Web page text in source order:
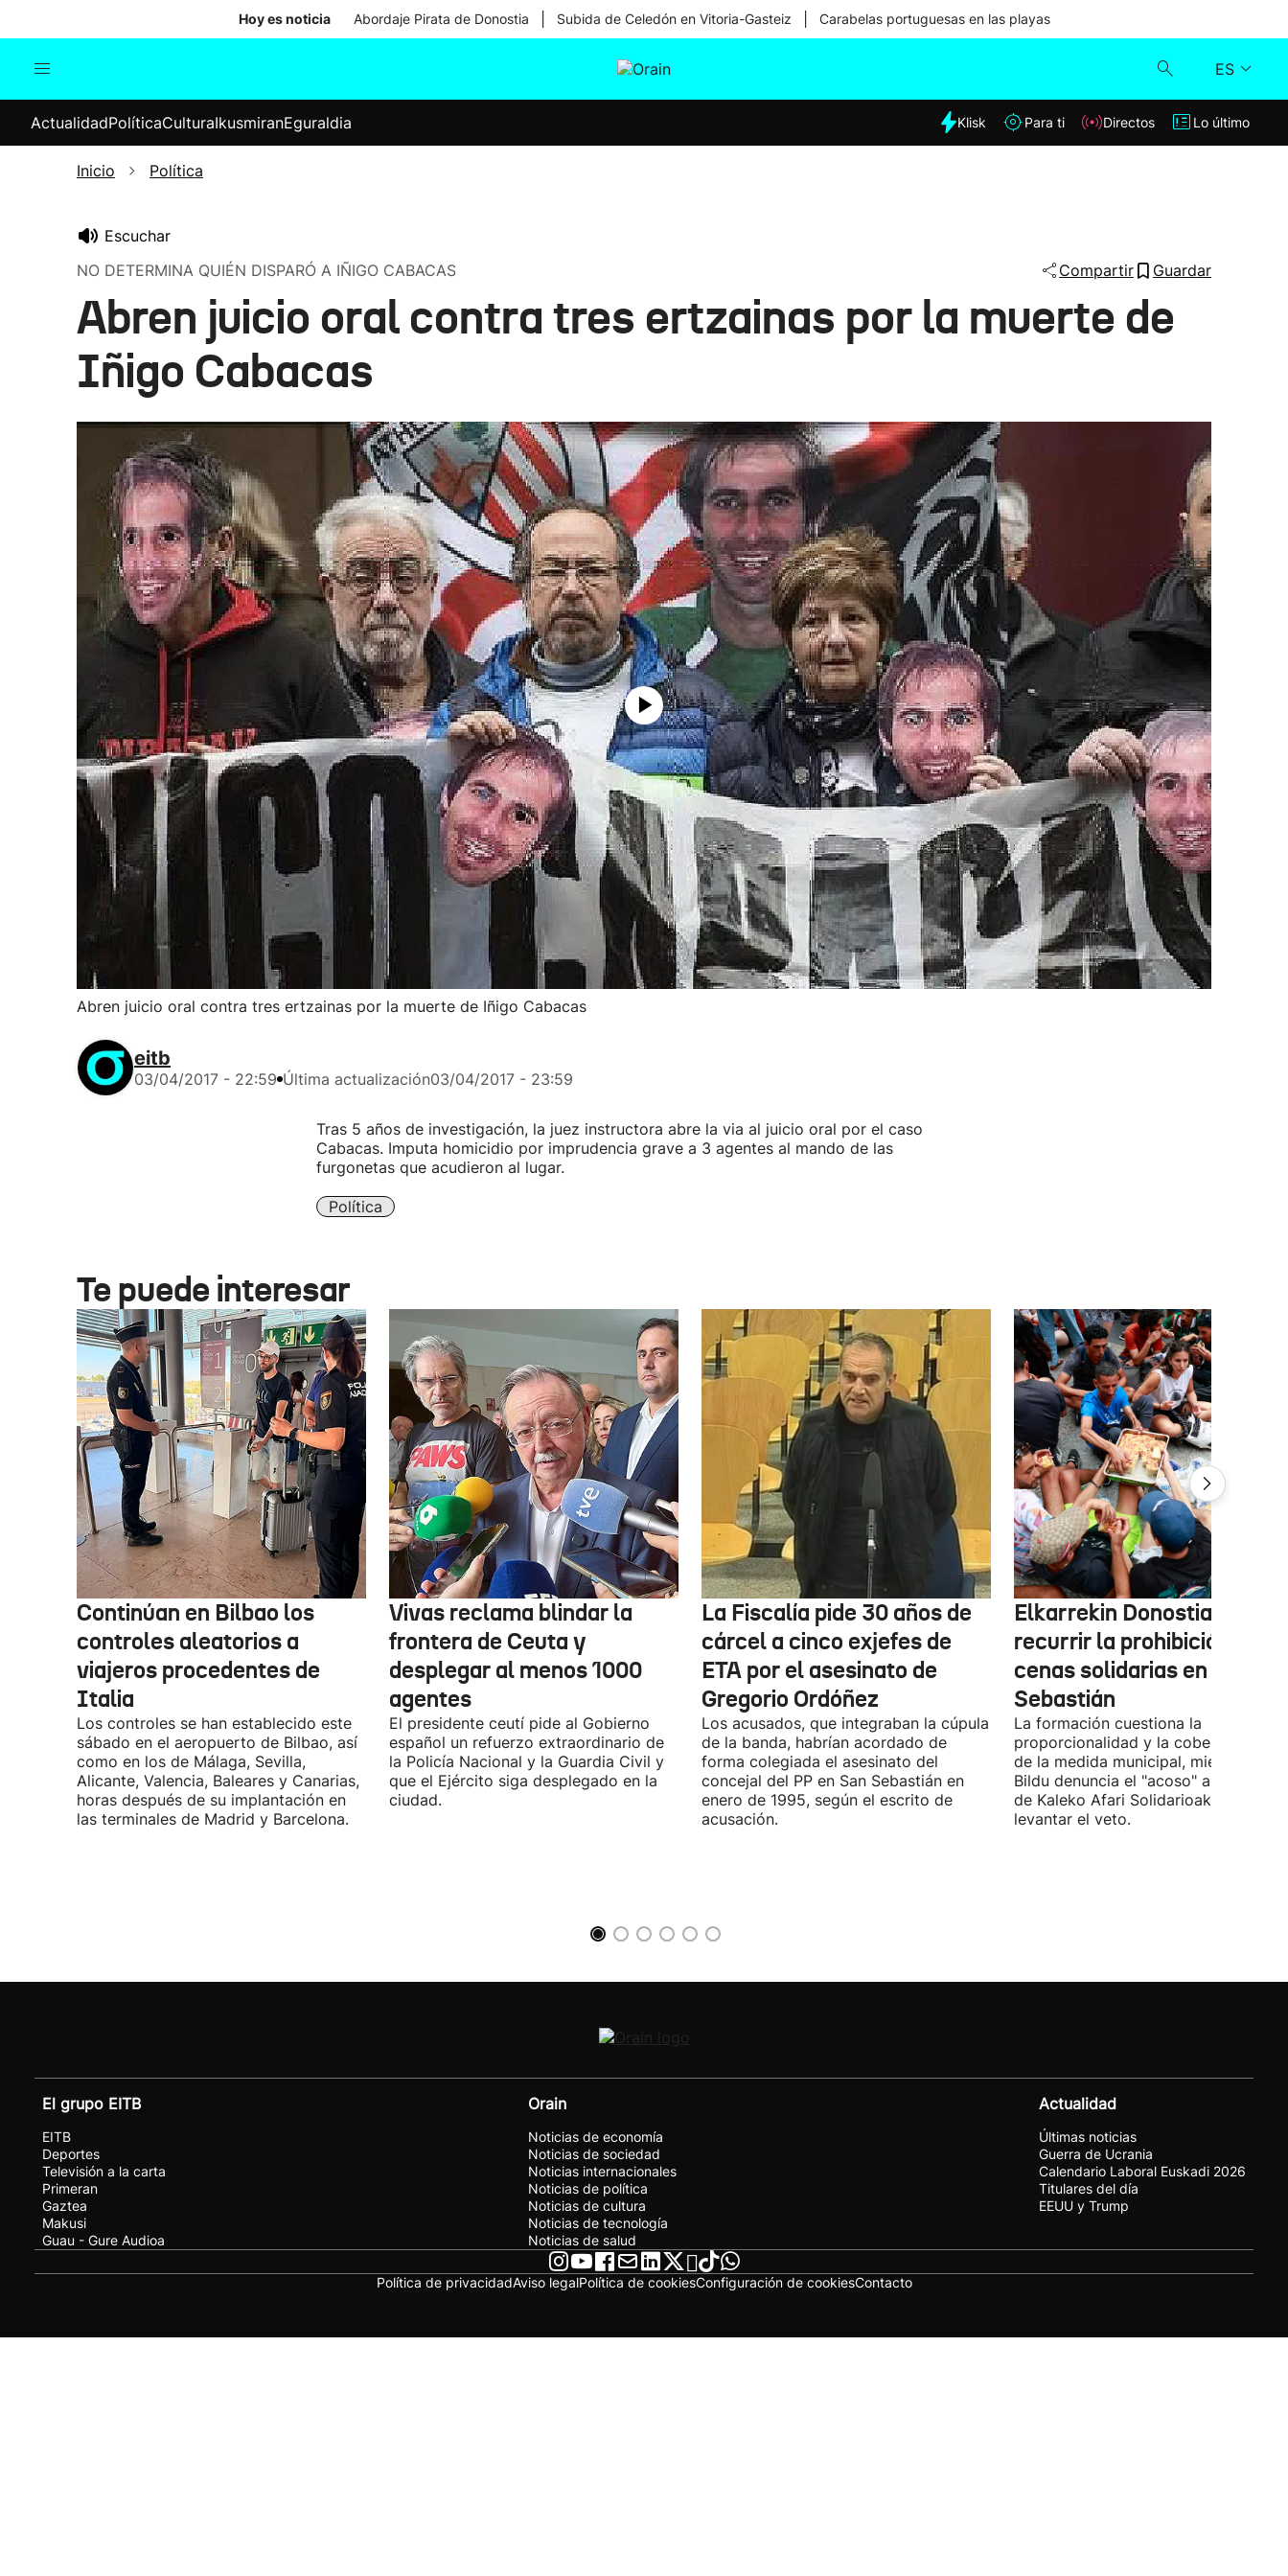
Hoy es noticia Abordaje Pirata de Donostia Subida de Celedón en Vitoria-Gasteiz Carabelas portuguesas en las playas
ES
Internacional
Elecciones
Klisk
Lo último
ActualidadPolíticaCulturaIkusmiranEguraldia Klisk Para ti Directos Lo último
Inicio Política
Escuchar
NO DETERMINA QUIÉN DISPARÓ A IÑIGO CABACAS
Compartir Guardar
Abren juicio oral contra tres ertzainas por la muerte de
Iñigo Cabacas
Abren juicio oral contra tres ertzainas por la muerte de Iñigo Cabacas
eitb
03/04/2017 - 22:59 Última actualización03/04/2017 - 23:59
Tras 5 años de investigación, la juez instructora abre la via al juicio oral por el caso
Cabacas. Imputa homicidio por imprudencia grave a 3 agentes al mando de las
furgonetas que acudieron al lugar.
Política
Te puede interesar
Continúan en Bilbao los
controles aleatorios a
viajeros procedentes de
Italia
Los controles se han establecido este
sábado en el aeropuerto de Bilbao, así
como en los de Málaga, Sevilla,
Alicante, Valencia, Baleares y Canarias,
horas después de su implantación en
las terminales de Madrid y Barcelona.
Vivas reclama blindar la
frontera de Ceuta y
desplegar al menos 1000
agentes
El presidente ceutí pide al Gobierno
español un refuerzo extraordinario de
la Policía Nacional y la Guardia Civil y
que el Ejército siga desplegado en la
ciudad.
La Fiscalía pide 30 años de
cárcel a cinco exjefes de
ETA por el asesinato de
Gregorio Ordóñez
Los acusados, que integraban la cúpula
de la banda, habrían acordado de
forma colegiada el asesinato del
concejal del PP en San Sebastián en
enero de 1995, según el escrito de
acusación.
Elkarrekin Donostia
recurrir la prohibición de
cenas solidarias en San
Sebastián
La formación cuestiona la
proporcionalidad y la cobertura
de la medida municipal, mientras EH
Bildu denuncia el "acoso" a
de Kaleko Afari Solidarioak y pide
levantar el veto.
El grupo EITB
EITB
Deportes
Televisión a la carta
Primeran
Gaztea
Makusi
Guau - Gure Audioa
Orain
Noticias de economía
Noticias de sociedad
Noticias internacionales
Noticias de política
Noticias de cultura
Noticias de tecnología
Noticias de salud
Actualidad
Últimas noticias
Guerra de Ucrania
Calendario Laboral Euskadi 2026
Titulares del día
EEUU y Trump
Política de privacidadAviso legalPolítica de cookiesConfiguración de cookiesContacto